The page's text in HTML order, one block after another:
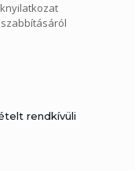
rendkívüli